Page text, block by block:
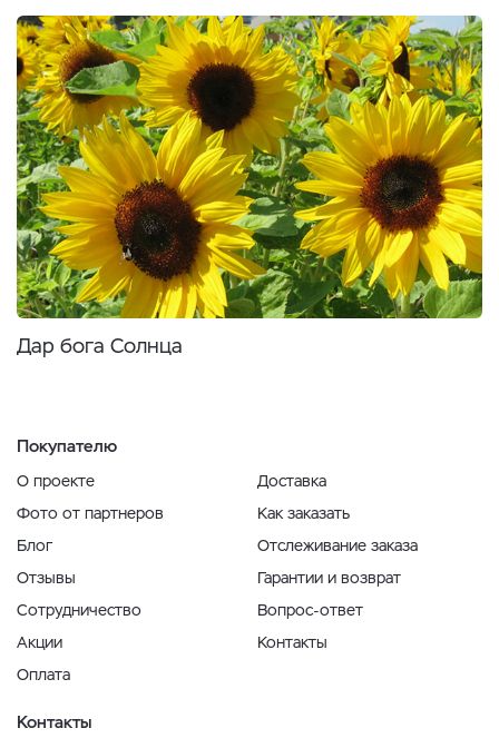
Дар бога Солнца
Покупателю
О проекте
Фото от партнеров
Блог
Отзывы
Сотрудничество
Акции
Оплата
Доставка
Как заказать
Отслеживание заказа
Гарантии и возврат
Вопрос-ответ
Контакты
Контакты